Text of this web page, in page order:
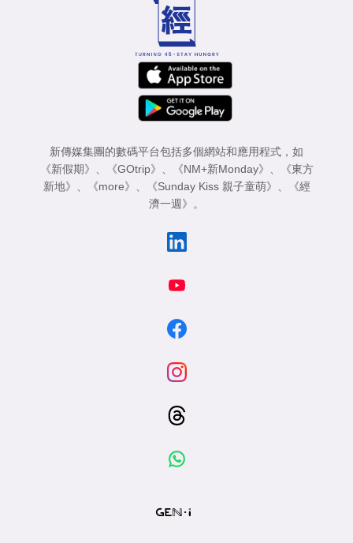
新傳媒集團的數碼平台包括多個網站和應用程式，如
《新假期》
《GOtrip》 《NM+新Monday》
《東方
新地》
《more》 《Sunday Kiss 親子童萌》
《經
濟一週》
。